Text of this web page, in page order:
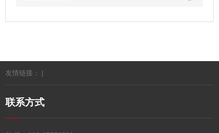
友情链接： |
联系方式